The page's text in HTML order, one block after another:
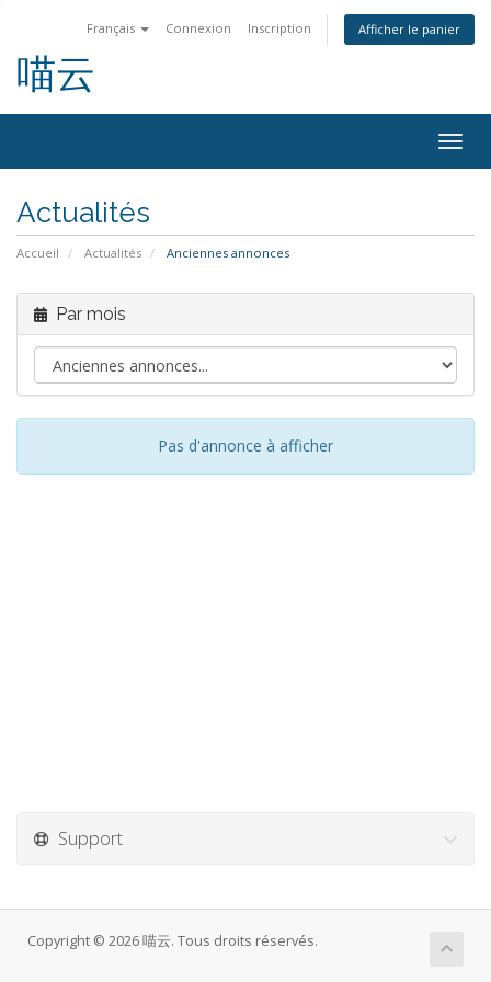
Français Connexion Inscription Afficher le panier
喵云
la
Actualités
Accueil Actualités Anciennes annonces
Par mois
Pas d'annonce à afficher
Support
Copyright © 2026 喵云. Tous droits réservés.